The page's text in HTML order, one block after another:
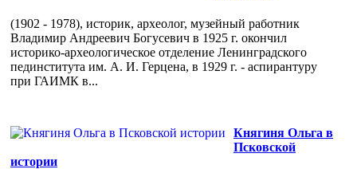
(1902 - 1978), историк, археолог, музейный работник
Владимир Андреевич Богусевич в 1925 г. окончил
историко-археологическое отделение Ленинградского
пединститута им. А. И. Герцена, в 1929 г. - аспирантуру
при ГАИМК в...
Княгиня Ольга в
Псковской
истории